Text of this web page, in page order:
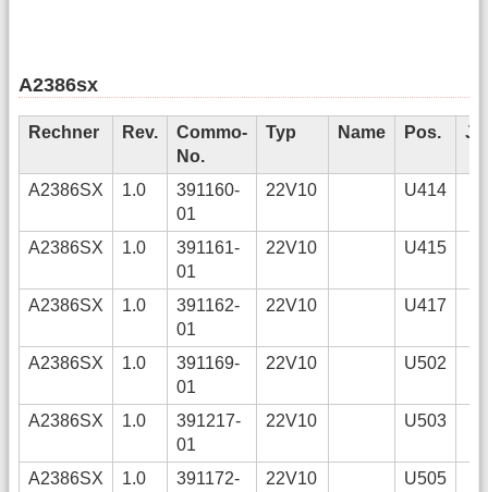
A2386sx
Rechner Rev.
Commo-
No.
Typ Name Pos.
A2386SX 1.0
391160-
01
22V10 U414
A2386SX 1.0
391161-
01
22V10 U415
A2386SX 1.0
391162-
01
22V10 U417
A2386SX 1.0
391169-
01
22V10 U502
A2386SX 1.0
391217-
01
22V10 U503
A2386SX 1.0
391172-
22V10 U505